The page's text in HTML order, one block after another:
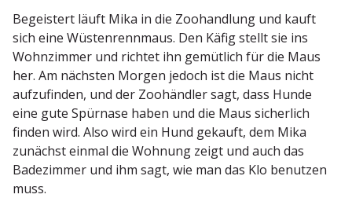
Begeistert läuft Mika in die Zoohandlung und kauft
sich eine Wüsten­rennmaus. Den Käfig stellt sie ins
Wohnzimmer und richtet ihn gemütlich für die Maus
her. Am nächsten Morgen jedoch ist die Maus nicht
aufzu­finden, und der Zoohändler sagt, dass Hunde
eine gute Spürnase haben und die Maus sicherlich
finden wird. Also wird ein Hund gekauft, dem Mika
zunächst einmal die Wohnung zeigt und auch das
Badezimmer und ihm sagt, wie man das Klo benutzen
muss.